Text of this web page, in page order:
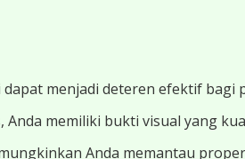
dapat menjadi deteren efektif bagi
Anda memiliki bukti visual yang
Anda memantau